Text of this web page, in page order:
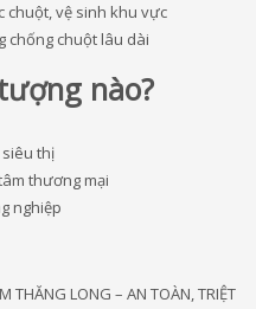
chuột, vệ sinh khu vực
chống chuột lâu dài
nào?
thị
thương mại
nghiệp
THĂNG LONG – AN TOÀN, TRIỆT